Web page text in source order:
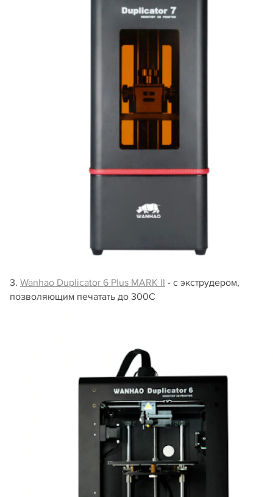
3. Wanhao Duplicator 6 Plus MARK II - с экструдером,
позволяющим печатать до 300C